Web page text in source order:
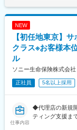
・商品勉強会の
＜経営支援＞
・アクションプ
＜新規開拓＞
■研修体制：
NEW
【初任地東京】
クラス※お客様本
ル
ソニー生命保険株式会社
正社員 5名以上採用
仕事内容
◆代理店の新規
ティング支援